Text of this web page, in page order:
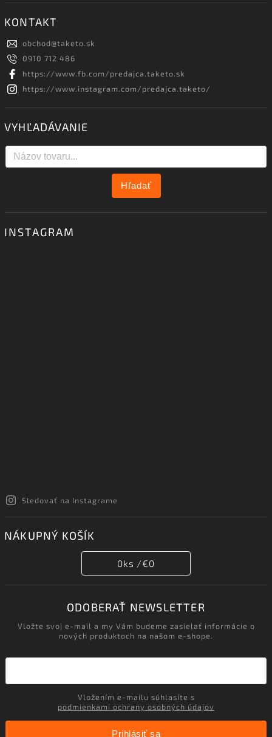
KONTAKT
obchod@taketo.sk
0910 712 486
https://www.fb.com/predajca.taketo.sk
https://www.instagram.com/predajca.taketo/
VYHĽADÁVANIE
Hľadať
INSTAGRAM
Sledovať na Instagrame
NÁKUPNÝ KOŠÍK
0ks /€0
ODOBERAŤ NEWSLETTER
Vložte svoj e-mail a my Vám budeme zasielať informácie o
nových produktoch na našom e-shope.
podmienkami ochrany osobných údajov
Prihlásiť sa